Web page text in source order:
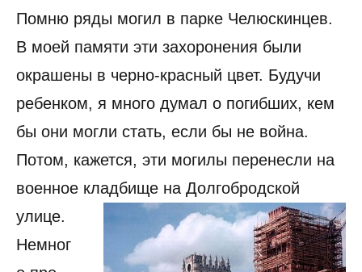
Помню ряды могил в парке Челюскинцев.
В моей памяти эти захоронения были
окрашены в черно-красный цвет. Будучи
ребенком, я много думал о погибших, кем
бы они могли стать, если бы не война.
Потом, кажется, эти могилы перенесли на
военное кладбище на Долгобродской
улице.
Немног